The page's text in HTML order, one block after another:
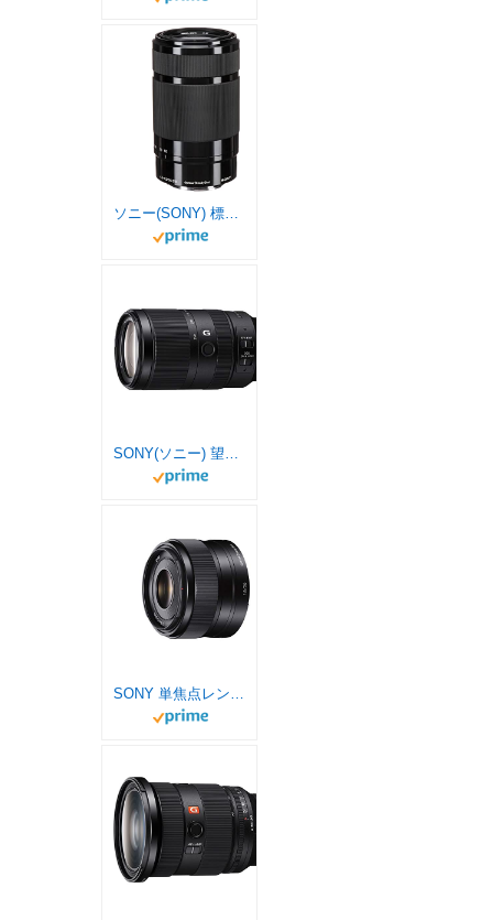
ソニー(SONY) 標準ズームレンズ APS-C E 55-210mm F4.5-6.3 OSS デジタル一眼カメラα[Eマウント]用 純正レンズ SEL55210 BQ
SONY(ソニー) 望遠ズームレンズ APS-C E 70-350mm F4.5-6.3 G OSS Gレンズ デジタル一眼カメラα[Eマウント]用 純正レンズ SEL70350G
SONY 単焦点レンズ E 35mm F1.8 OSS ソニー Eマウント用 APS-C専用 SEL35F18